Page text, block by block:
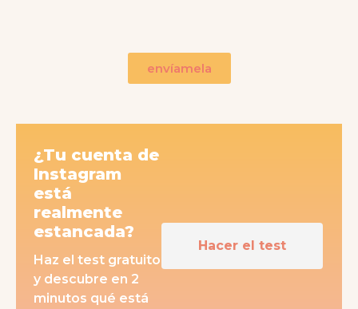
envíamela
¿Tu cuenta de
Instagram
está
realmente
estancada?
Haz el test gratuito
y descubre en 2
minutos qué está
Hacer el test